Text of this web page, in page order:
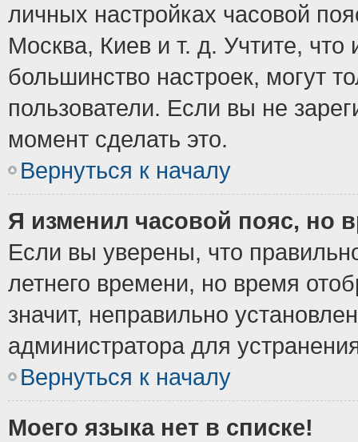
личных настройках часовой
Москва, Киев и т. д. Учтите, что
большинство настроек, могут
пользователи. Если вы не
момент сделать это.
Вернуться к началу
Я изменил часовой пояс, но
Если вы уверены, что
летнего времени, но время
значит, неправильно
администратора для
Вернуться к началу
Моего языка нет в списке!